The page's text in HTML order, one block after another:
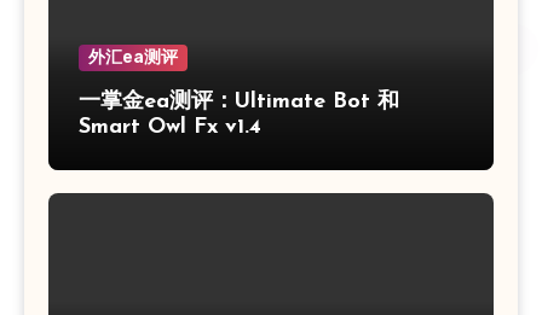
外汇ea测评
一掌金ea测评：Ultimate Bot 和
Smart Owl Fx v1.4